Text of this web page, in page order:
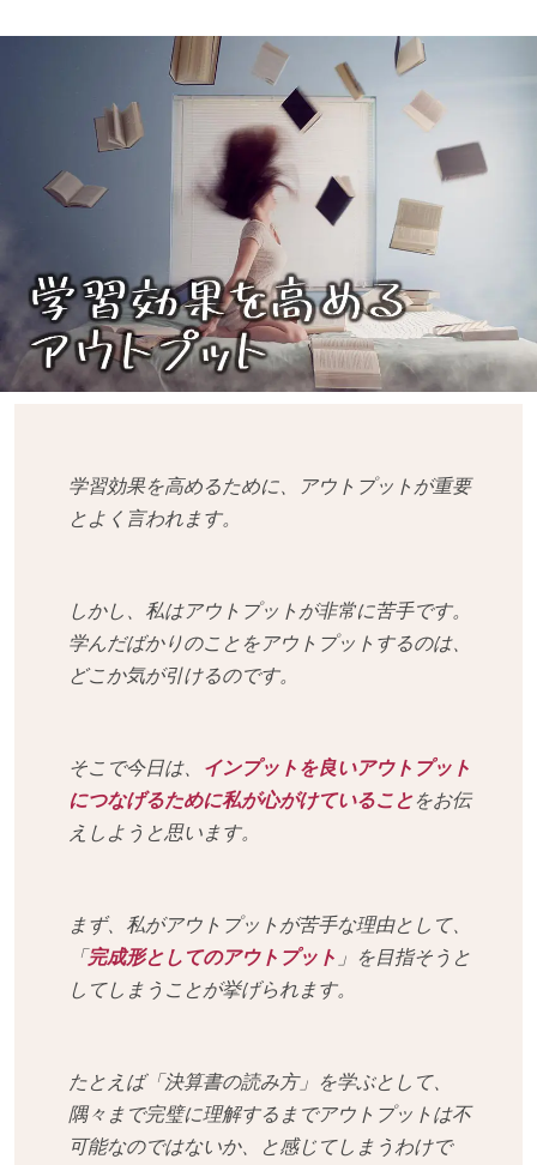
学習効果を高めるために、アウトプットが重要
とよく言われます。
しかし、私はアウトプットが非常に苦手です。
学んだばかりのことをアウトプットするのは、
どこか気が引けるのです。
そこで今日は、
インプットを良いアウトプット
につなげるために私が心がけていることをお伝
えしようと思います。
まず、私がアウトプットが苦手な理由として、
「 完成形としてのアウトプット 」を目指そうと
してしまうことが挙げられます。
たとえば「決算書の読み方」を学ぶとして、
隅々まで完璧に理解するまでアウトプットは不
可能なのではないか、と感じてしまうわけで